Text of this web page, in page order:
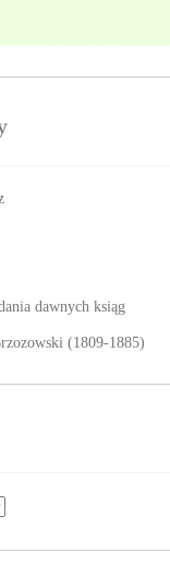
dawnych ksiąg
(1809-1885)